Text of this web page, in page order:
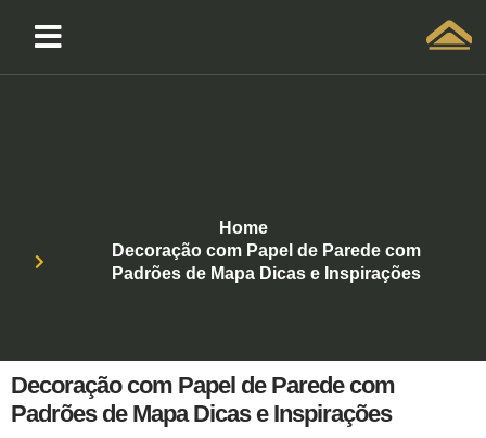
Home
Decoração com Papel de Parede com
Padrões de Mapa Dicas e Inspirações
Decoração com Papel de Parede com
Padrões de Mapa Dicas e Inspirações